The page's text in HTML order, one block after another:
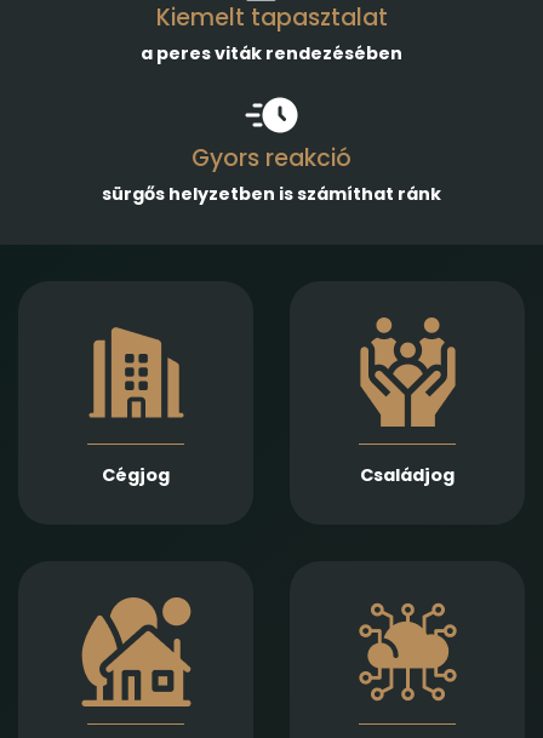
Kiemelt tapasztalat
a peres viták rendezésében
Gyors reakció
sürgős helyzetben is számíthat ránk
Cégjog
módosításában és
átalakulásában
biztosítunk teljes körű
szolgáltatást
Jogi képviseletet
vállalunk
végelszámolás, csőd-
Családjog
megalapozott jogi
támogatást nyújtunk
házassági bontóper,
vagyonmegosztás,
tartásdíj,
gyermekelhelyezés,
szülői felügyelet,
apasági vélelem,
Ingatlan adásvétel,
ajándékozás, bérlet,
fejlesztés és
beruházási
szerződések szakértő
jogi előkészítését és
technológiai
szerződések,
adatvédelmi és
szoftverjogi kérdések,
AI -val kapcsolatos
problémák gyors és